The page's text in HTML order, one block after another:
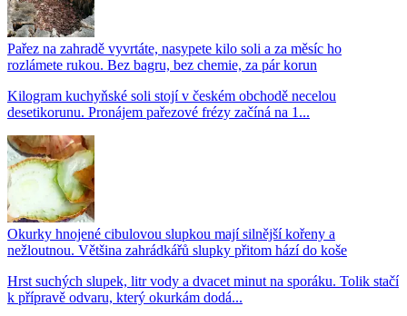
Pařez na zahradě vyvrtáte, nasypete kilo soli a za měsíc ho
rozlámete rukou. Bez bagru, bez chemie, za pár korun
Kilogram kuchyňské soli stojí v českém obchodě necelou
desetikorunu. Pronájem pařezové frézy začíná na 1...
Okurky hnojené cibulovou slupkou mají silnější kořeny a
nežloutnou. Většina zahrádkářů slupky přitom hází do koše
Hrst suchých slupek, litr vody a dvacet minut na sporáku. Tolik stačí
k přípravě odvaru, který okurkám dodá...